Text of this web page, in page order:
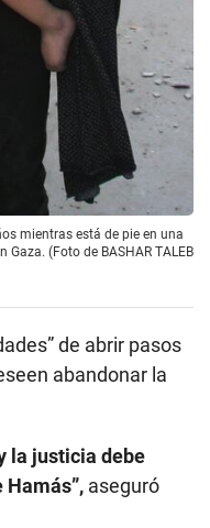
mientras está de pie en una
(Foto de BASHAR TALEB
de abrir pasos
abandonar la
la justicia debe
aseguró